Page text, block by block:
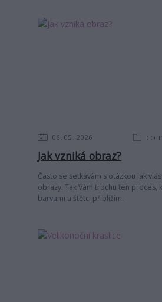
06 05 2026 CO
Jak vzniká obraz?
Často se setkávám s otázkou jak
obrazy. Tak Vám trochu ten proces,
barvami a štětci přiblížím.